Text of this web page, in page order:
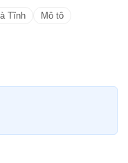
Tĩnh
Mô tô